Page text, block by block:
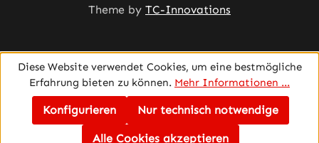
Theme by TC-Innovations
Diese Website verwendet Cookies, um eine bestmögliche
Erfahrung bieten zu können. Mehr Informationen ...
Nur technisch notwendige
Konfigurieren
Alle Cookies akzeptieren